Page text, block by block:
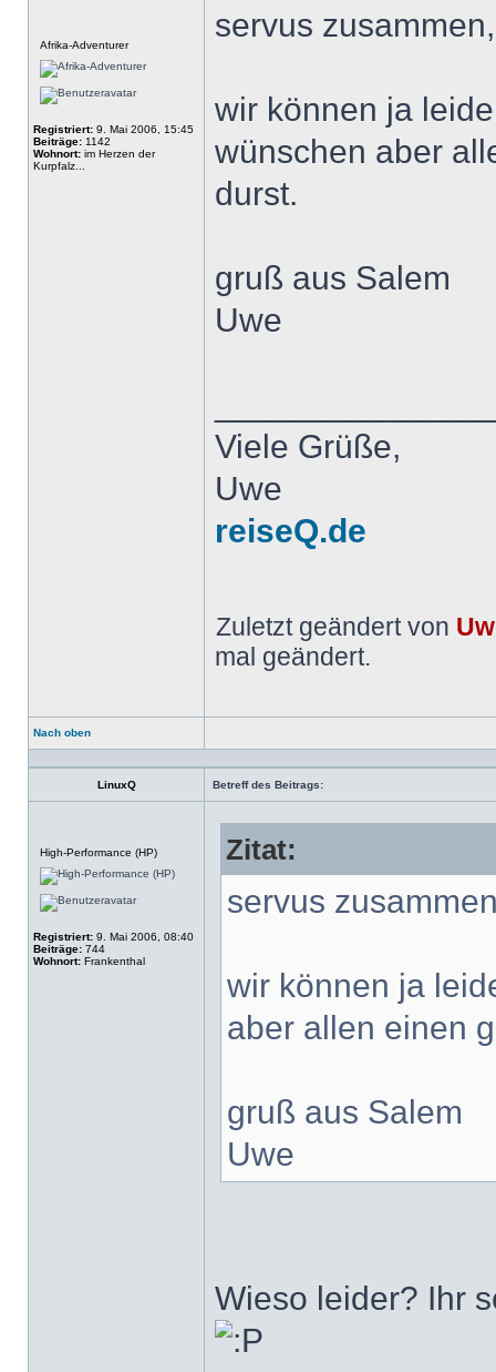
Afrika-Adventurer
Registriert: 9. Mai 2006, 15:45
Beiträge: 1142
Wohnort: im Herzen der
Kurpfalz...
servus zusammen,
wir können ja
wünschen aber
durst.
gruß aus Salem
Uwe
Viele Grüße,
Uwe
reiseQ.de
Zuletzt geändert von
mal geändert.
Nach oben
Profil
LinuxQ Betreff des Beitrags:
High-Performance (HP)
Registriert: 9. Mai 2006, 08:40
Beiträge: 744
Wohnort: Frankenthal
Zitat:
servus
wir können ja
aber allen einen
gruß aus Salem
Uwe
Wieso leider? Ihr